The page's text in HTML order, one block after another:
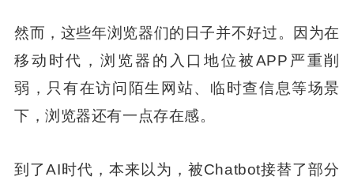
然而，这些年浏览器们的日子并不好过。因为在
移动时代，浏览器的入口地位被APP严重削
弱，只有在访问陌生网站、临时查信息等场景
下，浏览器还有一点存在感。
到了AI时代，本来以为，被Chatbot接替了部分